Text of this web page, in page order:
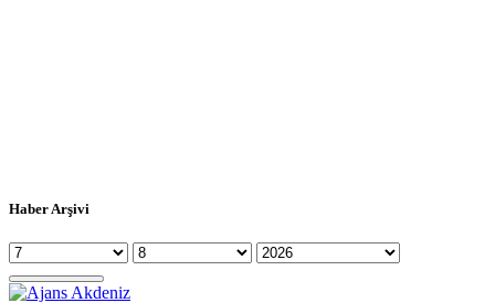
Haber Arşivi